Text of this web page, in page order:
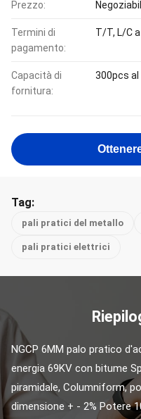
Prezzo:
Termini di
pagamento:
T/T, L/C
Capacità di
fornitura:
300pcs al
Tag:
pali pratici del metallo
pali pratici elettrici
NGCP 6MM palo pratico
energia 69KV con bitume
piramidale, Columniform,
dimensione + - 2% Potere